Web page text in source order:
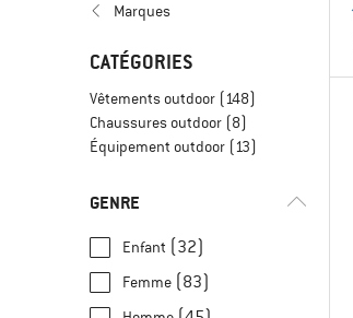
Marques
CATÉGORIES
Vêtements outdoor (148)
Chaussures outdoor (8)
Équipement outdoor (13)
GENRE
Enfant (32)
Femme (83)